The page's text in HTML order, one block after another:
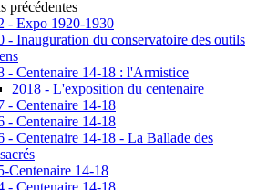
précédentes
- Expo 1920-1930
- Inauguration du conservatoire des outils
- Centenaire 14-18 : l'Armistice
2018 - L'exposition du centenaire
- Centenaire 14-18
- Centenaire 14-18
- Centenaire 14-18 - La Ballade des
Centenaire 14-18
- Centenaire 14-18